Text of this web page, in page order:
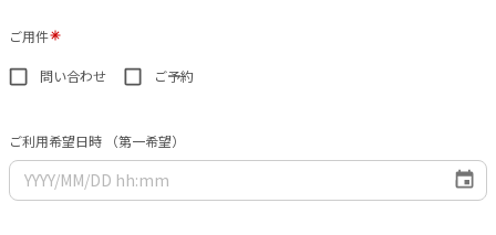
ご用件
問い合わせ ご予約
ご利用希望日時 （第一希望）